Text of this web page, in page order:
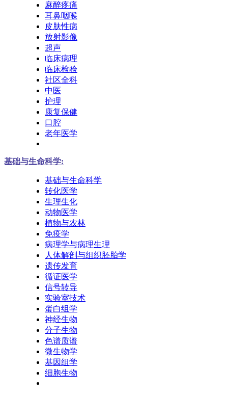
麻醉疼痛
耳鼻咽喉
皮肤性病
放射影像
超声
临床病理
临床检验
社区全科
中医
护理
康复保健
口腔
老年医学
基础与生命科学:
基础与生命科学
转化医学
生理生化
动物医学
植物与农林
免疫学
病理学与病理生理
人体解剖与组织胚胎学
遗传发育
循证医学
信号转导
实验室技术
蛋白组学
神经生物
分子生物
色谱质谱
微生物学
基因组学
细胞生物